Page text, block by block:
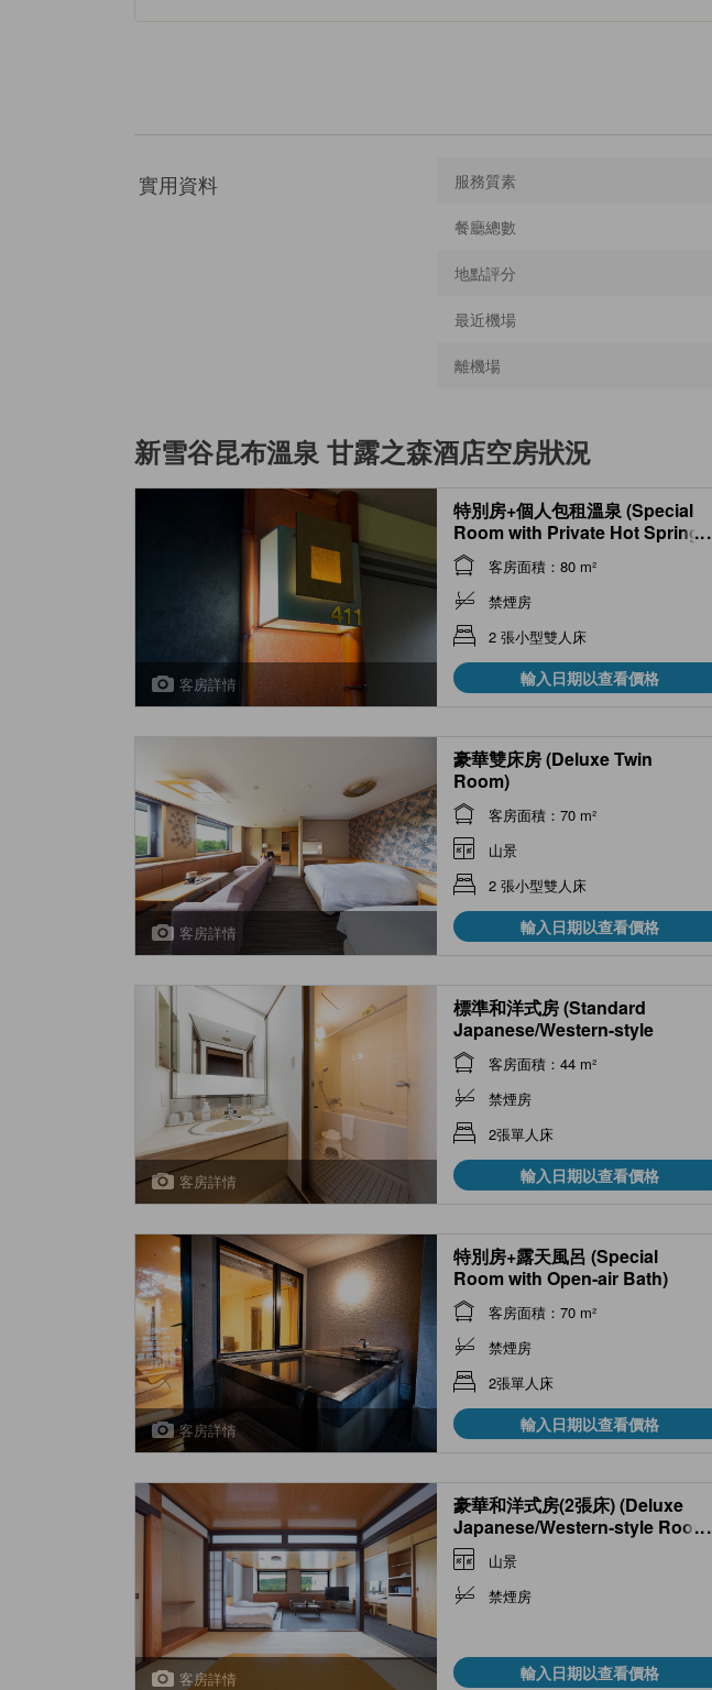
實用資料 服務質素
餐廳總數
地點評分
最近機場
離機場
新雪谷昆布溫泉 甘露之森酒店空房狀況
客房詳情
特別房+個人包租溫泉 (Special
Room with Private Hot Spring
Bath)
...
客房面積：80 m²
禁煙房
2 張小型雙人床
輸入日期以查看價格
客房詳情
豪華雙床房 (Deluxe Twin
Room)
客房面積：70 m²
山景
2 張小型雙人床
輸入日期以查看價格
客房詳情
標準和洋式房 (Standard
Japanese/Western-style
Room)客房面積：44 m²
禁煙房
2張單人床
輸入日期以查看價格
客房詳情
特別房+露天風呂 (Special
Room with Open-air Bath)
客房面積：70 m²
禁煙房
2張單人床
輸入日期以查看價格
客房詳情
豪華和洋式房(2張床) (Deluxe
Japanese/Western-style Room
(2 Beds))
...
山景
禁煙房
輸入日期以查看價格